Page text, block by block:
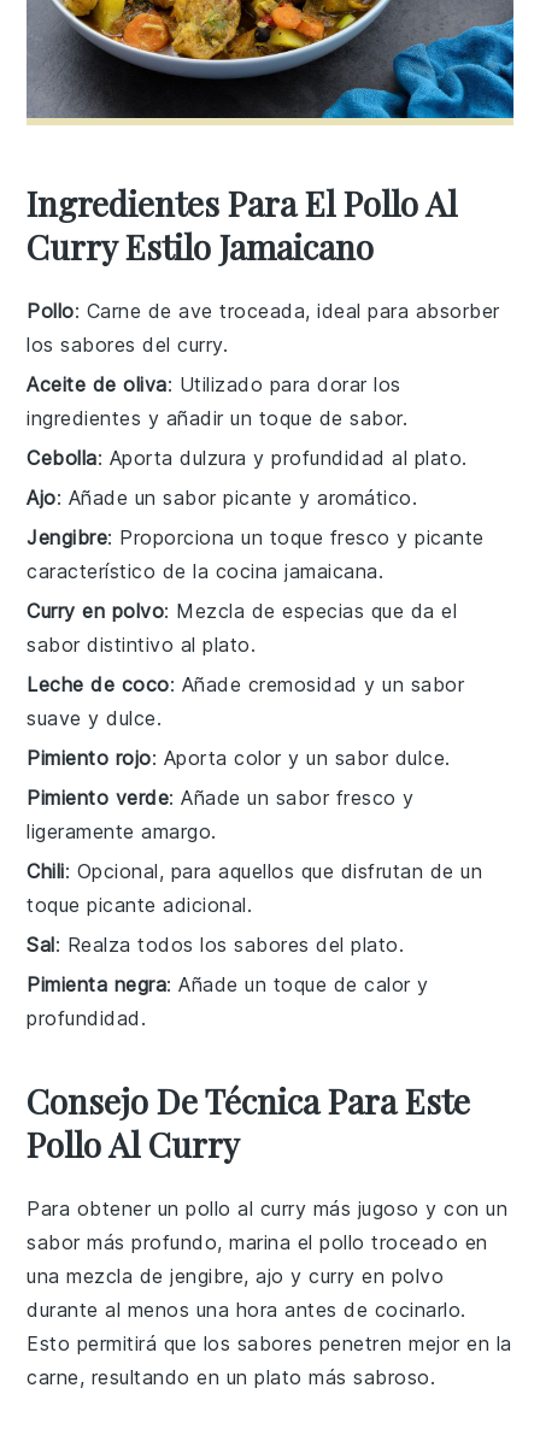
Ingredientes Para El Pollo Al
Curry Estilo Jamaicano
Pollo: Carne de ave troceada, ideal para absorber
los sabores del curry.
Aceite de oliva: Utilizado para dorar los
ingredientes y añadir un toque de sabor.
Cebolla: Aporta dulzura y profundidad al plato.
Ajo: Añade un sabor picante y aromático.
Jengibre: Proporciona un toque fresco y picante
característico de la cocina jamaicana.
Curry en polvo: Mezcla de especias que da el
sabor distintivo al plato.
Leche de coco: Añade cremosidad y un sabor
suave y dulce.
Pimiento rojo: Aporta color y un sabor dulce.
Pimiento verde: Añade un sabor fresco y
ligeramente amargo.
Chili: Opcional, para aquellos que disfrutan de un
toque picante adicional.
Sal: Realza todos los sabores del plato.
Pimienta negra: Añade un toque de calor y
profundidad.
Consejo De Técnica Para Este
Pollo Al Curry
Para obtener unpollo al curry más jugoso y con un
sabor más profundo, marina elpollo troceado en
una mezcla dejengibre,ajo ycurry en polvo
durante al menos una hora antes de cocinarlo.
Esto permitirá que los sabores penetren mejor en la
carne, resultando en un plato más sabroso.